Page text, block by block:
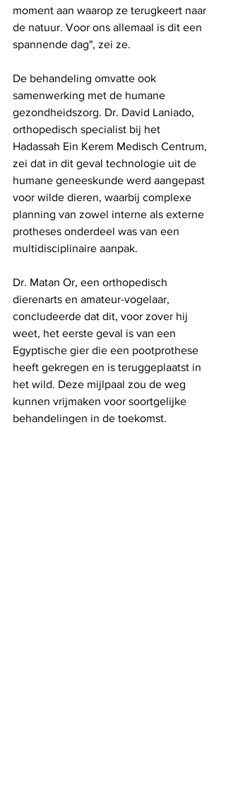
moment aan waarop ze terugkeert naar
de natuur. Voor ons allemaal is dit een
spannende dag", zei ze.
De behandeling omvatte ook
samenwerking met de humane
gezondheidszorg. Dr. David Laniado,
orthopedisch specialist bij het
Hadassah Ein Kerem Medisch Centrum,
zei dat in dit geval technologie uit de
humane geneeskunde werd aangepast
voor wilde dieren, waarbij complexe
planning van zowel interne als externe
protheses onderdeel was van een
multidisciplinaire aanpak.
Dr. Matan Or, een orthopedisch
dierenarts en amateur-vogelaar,
concludeerde dat dit, voor zover hij
weet, het eerste geval is van een
Egyptische gier die een pootprothese
heeft gekregen en is teruggeplaatst in
het wild. Deze mijlpaal zou de weg
kunnen vrijmaken voor soortgelijke
behandelingen in de toekomst.